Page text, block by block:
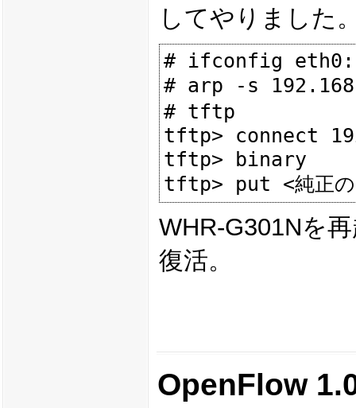
してやりました
# ifconfig
# arp -s
# tftp
tftp> connect
tftp> binary
WHR-G301Nを
復活。
OpenFlow